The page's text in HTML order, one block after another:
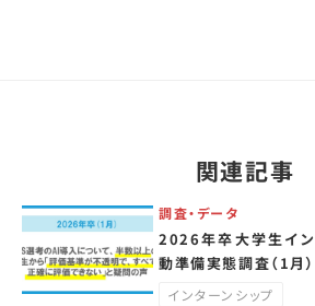
関連記事
調査・データ
2026年卒大学生イン
動準備実態調査（1月）
インターンシップ